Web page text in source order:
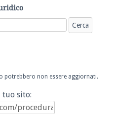
potrebbero non essere aggiornati.
tuo sito: